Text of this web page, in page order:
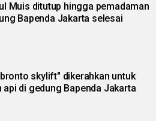
Muis ditutup hingga pemadaman
Bapenda Jakarta selesai
skylift" dikerahkan untuk
api di gedung Bapenda Jakarta